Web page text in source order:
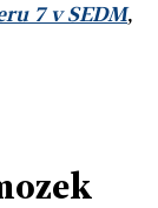
7 v SEDM,